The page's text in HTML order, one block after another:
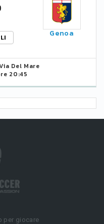
Genoa
Del Mare
20:45
per giocare